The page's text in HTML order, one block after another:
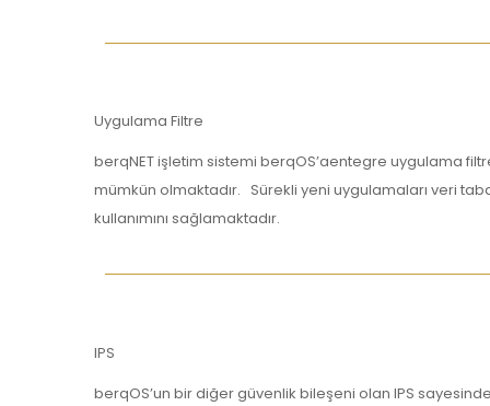
Uygulama Filtre
berqNET işletim sistemi berqOS’aentegre uygulama
mümkün olmaktadır. Sürekli yeni uygulamaları veri
kullanımını sağlamaktadır.
IPS
berqOS’un bir diğer güvenlik bileşeni olan IPS